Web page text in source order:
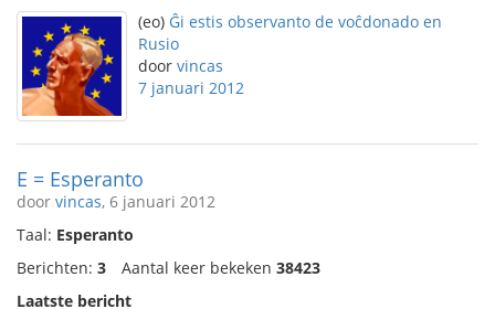
(eo) Ĝi estis observanto de voĉdonado en
Rusio
door vincas
7 januari 2012
E = Esperanto
door vincas, 6 januari 2012
Taal: Esperanto
Berichten: 3 Aantal keer bekeken 38423
Laatste bericht